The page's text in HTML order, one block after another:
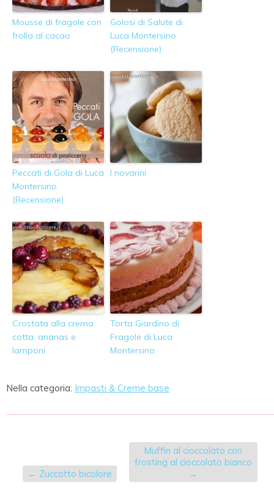
Mousse di fragole con
frolla al cacao
Golosi di Salute di
Luca Montersino
(Recensione)
Peccati di Gola di Luca
Montersino
(Recensione)
I novarini
Crostata alla crema
cotta, ananas e
lamponi
Torta Giardino di
Fragole di Luca
Montersino
Nella categoria: Impasti & Creme base
← Zuccotto bicolore
Muffin al cioccolato con
frosting al cioccolato bianco
→